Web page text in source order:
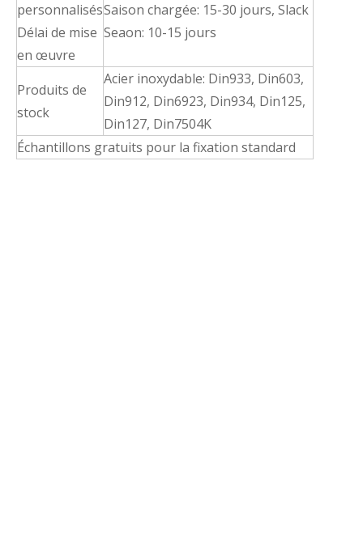
personnalisés
Délai de mise
en œuvre
Saison chargée: 15-30 jours, Slack
Seaon: 10-15 jours
Produits de
stock
Acier inoxydable: Din933, Din603,
Din912, Din6923, Din934, Din125,
Din127, Din7504K
Échantillons gratuits pour la fixation standard